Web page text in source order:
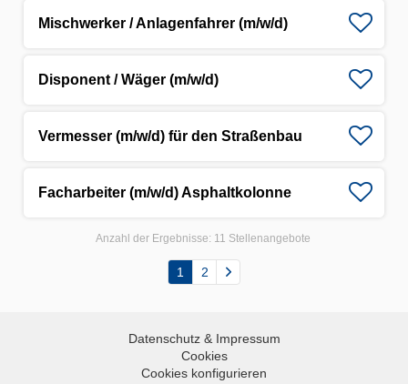
Mischwerker / Anlagenfahrer (m/w/d)
Disponent / Wäger (m/w/d)
Vermesser (m/w/d) für den Straßenbau
Facharbeiter (m/w/d) Asphaltkolonne
Anzahl der Ergebnisse: 11 Stellenangebote
1 2
Datenschutz & Impressum
Cookies
Cookies konfigurieren